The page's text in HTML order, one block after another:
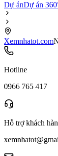
Dự ánDự án
Xemnhatot.com
Hotline
0966 765 417
Hỗ trợ khách